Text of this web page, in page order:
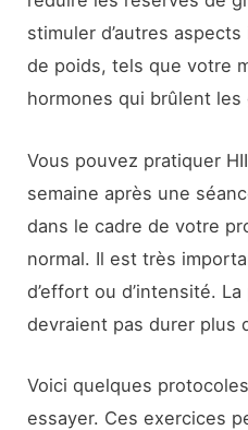
stimuler d’autres
de poids, tels que votre
hormones qui brûlent les
Vous pouvez pratiquer
semaine après une
dans le cadre de votre
normal. Il est très
d’effort ou d’intensité.
devraient pas durer plus
Voici quelques
essayer. Ces exercices